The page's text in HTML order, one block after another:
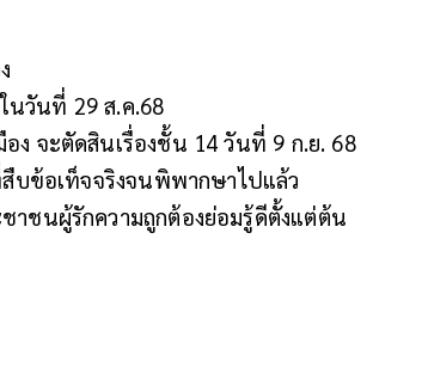
นวันที่ 29 ส.ค.68
ง จะตัดสินเรื่องชั้น 14 วันที่ 9 ก.ย. 68
บข้อเท็จจริงจนพิพากษาไปแล้ว
าชนผู้รักความถูกต้องย่อมรู้ดีตั้งแต่ต้น